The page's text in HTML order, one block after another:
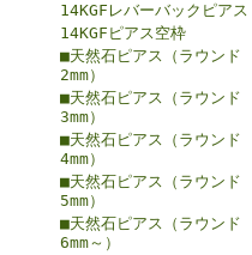
14KGFレバーバックピアス
14KGFピアス空枠
■天然石ピアス（ラウンド
2mm）
■天然石ピアス（ラウンド
3mm）
■天然石ピアス（ラウンド
4mm）
■天然石ピアス（ラウンド
5mm）
■天然石ピアス（ラウンド
6mm～）